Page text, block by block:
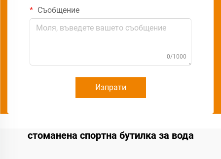
Съобщение
0/1000
Изпрати
стоманена спортна бутилка за вода